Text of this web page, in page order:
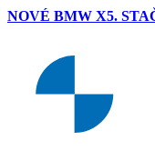
NOVÉ BMW X5.